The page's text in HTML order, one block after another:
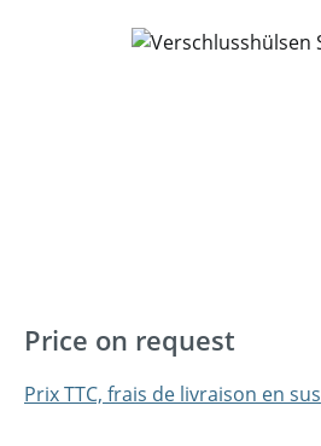
Ignorer la galerie d'images
Price on request
Prix TTC, frais de livraison en sus